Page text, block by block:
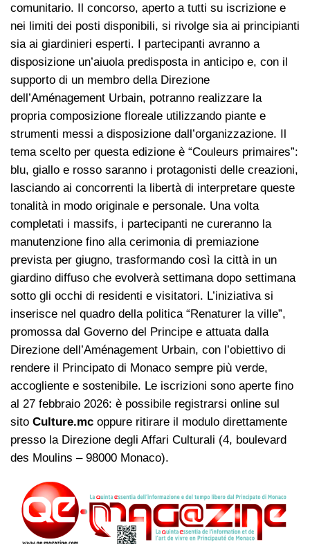
comunitario. Il concorso, aperto a tutti su iscrizione e
nei limiti dei posti disponibili, si rivolge sia ai principianti
sia ai giardinieri esperti. I partecipanti avranno a
disposizione un’aiuola predisposta in anticipo e, con il
supporto di un membro della Direzione
dell’Aménagement Urbain, potranno realizzare la
propria composizione floreale utilizzando piante e
strumenti messi a disposizione dall’organizzazione. Il
tema scelto per questa edizione è “Couleurs primaires”:
blu, giallo e rosso saranno i protagonisti delle creazioni,
lasciando ai concorrenti la libertà di interpretare queste
tonalità in modo originale e personale. Una volta
completati i massifs, i partecipanti ne cureranno la
manutenzione fino alla cerimonia di premiazione
prevista per giugno, trasformando così la città in un
giardino diffuso che evolverà settimana dopo settimana
sotto gli occhi di residenti e visitatori. L’iniziativa si
inserisce nel quadro della politica “Renaturer la ville”,
promossa dal Governo del Principe e attuata dalla
Direzione dell’Aménagement Urbain, con l’obiettivo di
rendere il Principato di Monaco sempre più verde,
accogliente e sostenibile. Le iscrizioni sono aperte fino
al 27 febbraio 2026: è possibile registrarsi online sul
sito Culture.mc oppure ritirare il modulo direttamente
presso la Direzione degli Affari Culturali (4, boulevard
des Moulins – 98000 Monaco).